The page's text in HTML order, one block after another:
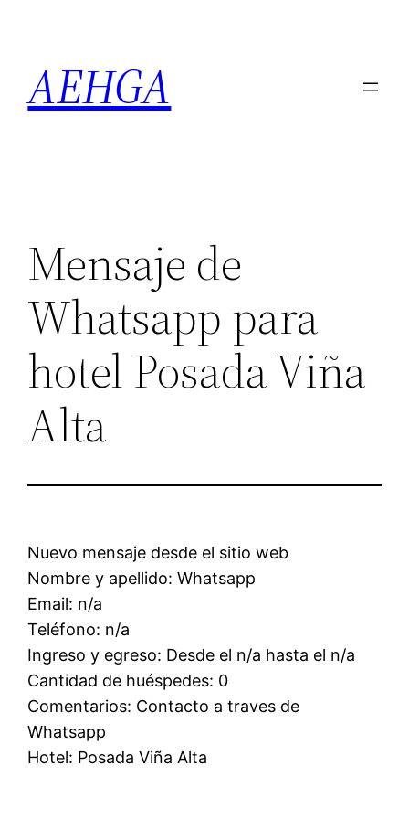
contenido
AEHGA
Mensaje de
Whatsapp para
hotel Posada Viña
Alta
Nuevo mensaje desde el sitio web
Nombre y apellido: Whatsapp
Email: n/a
Teléfono: n/a
Ingreso y egreso: Desde el n/a hasta el n/a
Cantidad de huéspedes: 0
Comentarios: Contacto a traves de
Whatsapp
Hotel: Posada Viña Alta